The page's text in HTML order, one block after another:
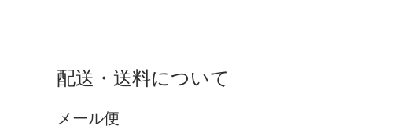
配送・送料について
メール便